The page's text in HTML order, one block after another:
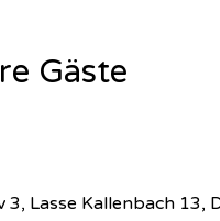
Gäste
Lasse Kallenbach 13,